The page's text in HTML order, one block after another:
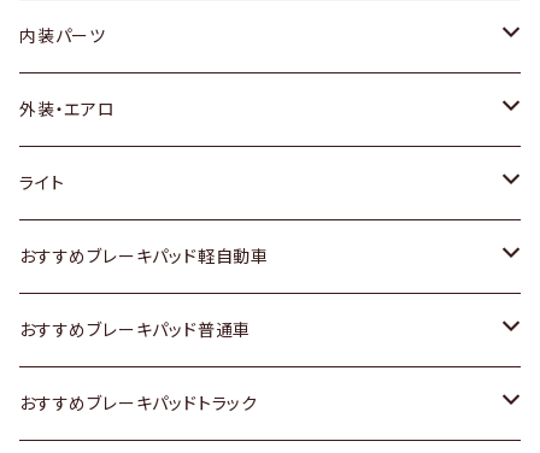
内装パーツ
トヨタ
ホンダ
スズキ
日産
いすゞ
外装・エアロ
トヨタ
ホンダ
スズキ
日産
ライト
トヨタ
スズキ
日産
おすすめブレーキパッド軽自動車
トヨタ
ホンダ
おすすめブレーキパッド普通車
トヨタ
おすすめブレーキパッドトラック